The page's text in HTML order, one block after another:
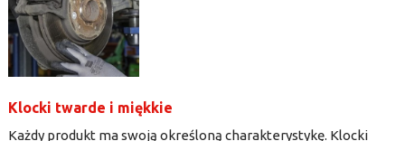
Klocki twarde i miękkie
Każdy produkt ma swoją określoną charakterystykę. Klocki